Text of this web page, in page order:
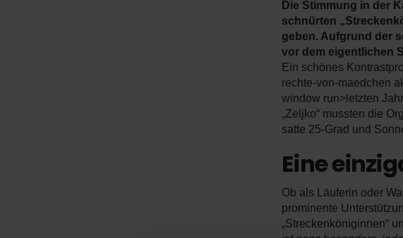
Die Stimmung in der
schnürten
geben. Aufgrund der
vor dem eigentlichen
Ein schönes
rechte-von-maedchen
window run>letzten
„Zeljko“ mussten die
satte 25-Grad und
Eine
Ob als Läuferin oder
prominente
„Streckenköniginnen“